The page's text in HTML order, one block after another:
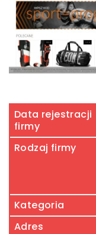
Data rejestracji
firmy
Rodzaj firmy
Kategoria
Adres